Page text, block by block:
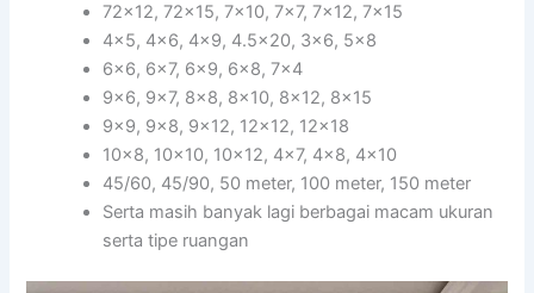
72×12, 72×15, 7×10, 7×7, 7×12, 7×15
4×5, 4×6, 4×9, 4.5×20, 3×6, 5×8
6×6, 6×7, 6×9, 6×8, 7×4
9×6, 9×7, 8×8, 8×10, 8×12, 8×15
9×9, 9×8, 9×12, 12×12, 12×18
10×8, 10×10, 10×12, 4×7, 4×8, 4×10
45/60, 45/90, 50 meter, 100 meter, 150 meter
Serta masih banyak lagi berbagai macam ukuran
serta tipe ruangan